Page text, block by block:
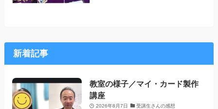
新着記事
教室の様子／マイ・カード製作
講座
2026年8月7日 受講生さんの感想